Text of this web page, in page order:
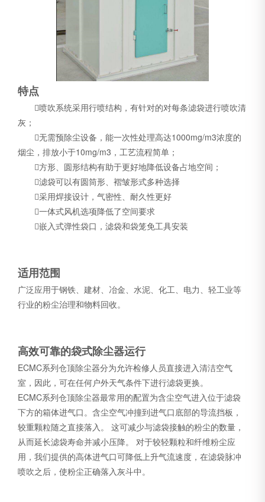
特点
喷吹系统采用行喷结构，有针对的对每条滤袋进行喷吹清
灰；
无需预除尘设备，能一次性处理高达1000mg/m3浓度的
烟尘，排放小于10mg/m3，工艺流程简单；
方形、圆形结构有助于更好地降低设备占地空间；
滤袋可以有圆筒形、褶皱形式多种选择
采用焊接设计，气密性、耐久性更好
一体式风机选项降低了空间要求
嵌入式弹性袋口，滤袋和袋笼免工具安装
适用范围
广泛应用于钢铁、建材、冶金、水泥、化工、电力、轻工业等
行业的粉尘治理和物料回收。
高效可靠的袋式除尘器运行
ECMC系列仓顶除尘器分为允许检修人员直接进入清洁空气
室，因此，可在任何户外天气条件下进行滤袋更换。
ECMC系列仓顶除尘器最常用的配置为含尘空气进入位于滤袋
下方的箱体进气口。含尘空气冲撞到进气口底部的导流挡板，
较重颗粒随之直接落入。 这可减少与滤袋接触的粉尘的数量，
从而延长滤袋寿命并减小压降。 对于较轻颗粒和纤维粉尘应
用，我们提供的高体进气口可降低上升气流速度，在滤袋脉冲
喷吹之后，使粉尘正确落入灰斗中。